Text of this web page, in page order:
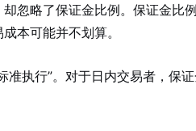
忽略了保证金比例。保证金比
本可能并不划算。
执行”。对于日内交易者，保证